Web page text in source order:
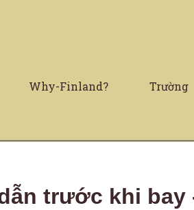
Why-Finland? Trường
trước khi bay